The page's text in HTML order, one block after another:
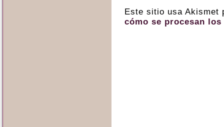
Este sitio usa
cómo se procesan